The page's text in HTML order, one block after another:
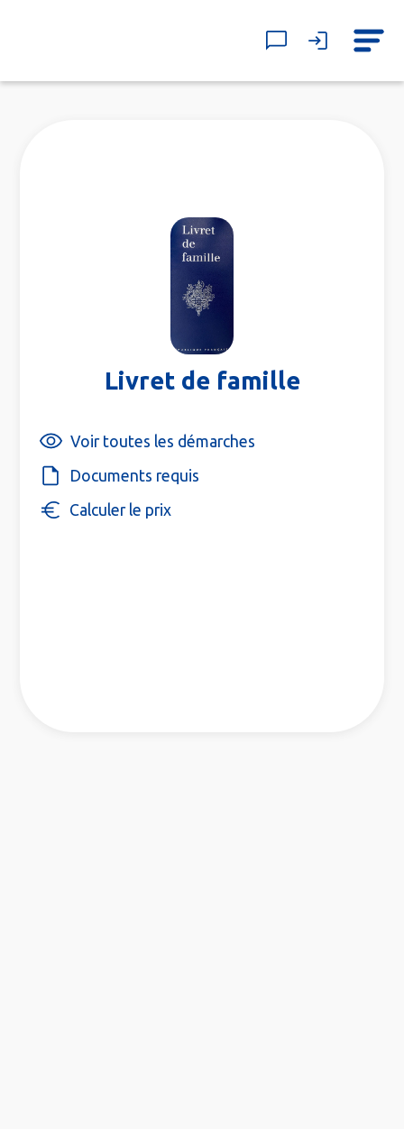
Livret de famille
Voir toutes les démarches
Documents requis
Calculer le prix